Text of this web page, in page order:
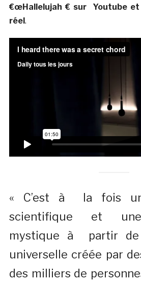
€œHallelujah € sur Youtube
réel.
« C’est à la fois
scientifique et une
mystique à partir de
universelle créée par
des milliers de